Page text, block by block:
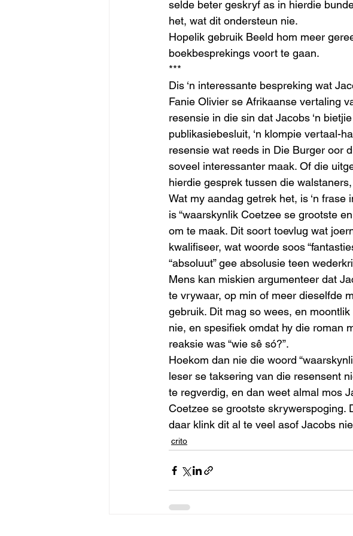
selde beter geskryf as in hierdie
het, wat dit ondersteun nie.
Hopelik gebruik Beeld hom meer
boekbesprekings voort te gaan.
***
Dis ‘n interessante bespreking wat
Fanie Olivier se Afrikaanse vertaling
resensie in die sin dat Jacobs ‘n
publikasiebesluit, ‘n klompie vertaal-
resensie wat reeds in Die Burger oor
soveel interessanter maak. Of die
hierdie gesprek tussen die walstaners,
Wat my aandag getrek het, is ‘n
is “waarskynlik Coetzee se grootste
om te maak. Dit soort toevlug wat
kwalifiseer, wat woorde soos
“absoluut” gee absolusie teen
Mens kan miskien argumenteer dat
te vrywaar, op min of meer dieselfde
gebruik. Dit mag so wees, en
nie, en spesifiek omdat hy die roman
reaksie was “wie sê só?”.
Hoekom dan nie die woord
leser se taksering van die resensent
te regverdig, en dan weet almal mos
Coetzee se grootste skrywerspoging.
daar klink dit al te veel asof Jacobs
crito